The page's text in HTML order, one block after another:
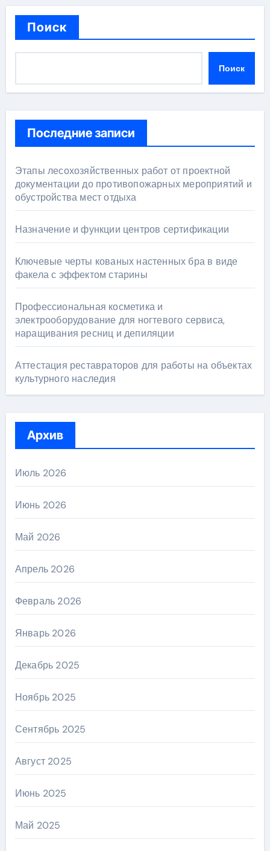
Поиск
Поиск
Последние записи
Этапы лесохозяйственных работ от проектной
документации до противопожарных мероприятий и
обустройства мест отдыха
Назначение и функции центров сертификации
Ключевые черты кованых настенных бра в виде
факела с эффектом старины
Профессиональная косметика и
электрооборудование для ногтевого сервиса,
наращивания ресниц и депиляции
Аттестация реставраторов для работы на объектах
культурного наследия
Архив
Июль 2026
Июнь 2026
Май 2026
Апрель 2026
Февраль 2026
Январь 2026
Декабрь 2025
Ноябрь 2025
Сентябрь 2025
Август 2025
Июнь 2025
Май 2025